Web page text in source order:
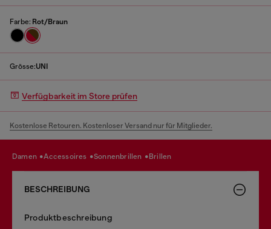
Farbe: Rot/Braun
Grösse:UNI
Verfügbarkeit im Store prüfen
Kostenlose Retouren. Kostenloser Versand nur für Mitglieder.
damen accessoires sonnenbrillen brillen
BESCHREIBUNG
Produktbeschreibung